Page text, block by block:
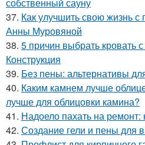
37. Как улучшить свою жизнь
Анны Муровяной
38. 5 причин выбрать
Конструкция
39. Без пены: альтернативы
40. Каким камнем лучше
лучше для облицовки камина?
41. Надоело пахать на ремонт:
42. Создание гели и пены для